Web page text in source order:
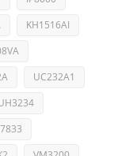
KH1516AI
UC232A1